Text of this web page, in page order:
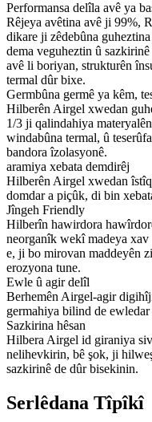
Performansa delîla avê ya
Rêjeya avêtina avê ji 99%,
dikare ji zêdebûna
dema veguheztin û
avê li boriyan, strukturên
termal dûr bixe.
Germbûna germê ya kêm,
Hilberên Airgel xwedan
1/3 ji qalindahiya
windabûna termal, û
bandora îzolasyonê.
aramiya xebata demdirêj
Hilberên Airgel xwedan
domdar a piçûk, di bin
Jîngeh Friendly
Hilberîn hawirdora
neorganîk wekî madeya
e, ji bo mirovan maddeyên
erozyona tune.
Ewle û agir delîl
Berhemên Airgel-agir
germahiya bilind de
Sazkirina hêsan
Hilbera Airgel id giraniya
nelihevkirin, bê şok, ji
sazkirinê de dûr bisekinin.
Serlêdana Tîpîkî